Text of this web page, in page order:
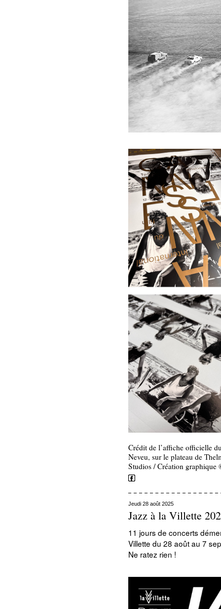
Crédit de l’affiche officielle
Neveu, sur le plateau de
Studios / Création
Jeudi 28 août 2025
Jazz à la Villette
11 jours de concerts
Villette du 28 août au 7
Ne ratez rien !